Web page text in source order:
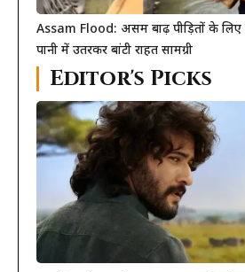
Assam Flood: असम बाढ़ पीड़ितों के लिए
पानी में उतरकर बांटी राहत सामग्री
Editor's Picks